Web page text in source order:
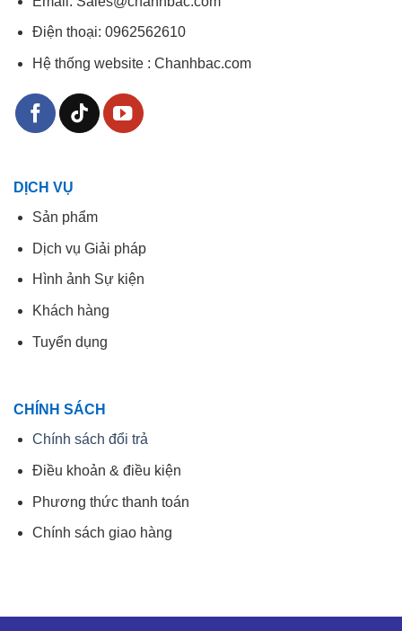
Điện thoại: 0962562610
Hệ thống website : Chanhbac.com
DỊCH VỤ
Sản phẩm
Dịch vụ Giải pháp
Hình ảnh Sự kiện
Khách hàng
Tuyển dụng
CHÍNH SÁCH
Chính sách đổi trả
Điều khoản & điều kiện
Phương thức thanh toán
Chính sách giao hàng